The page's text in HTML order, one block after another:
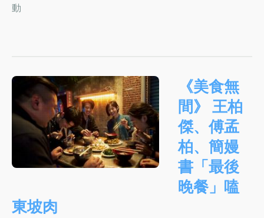
動
《美食無
間》 王柏
傑、傅孟
柏、簡嫚
書「最後
晚餐」嗑
東坡肉